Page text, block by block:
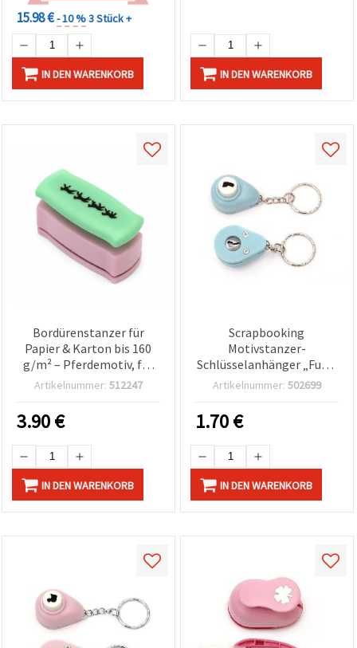
15.98 €- 10 %3 Stück +
IN DEN WARENKORB IN DEN WARENKORB
Bordürenstanzer für
Papier & Karton bis 160
g/m² – Pferdemotiv, für
Basteln & Scrapbooking
Artikelnummer: 512247
3.90€
IN DEN WARENKORB
Scrapbooking
Motivstanzer-
Schlüsselanhänger „Fuß“,
10 mm, für Bastelkarton
Artikelnummer: 502699
1.70€
IN DEN WARENKORB